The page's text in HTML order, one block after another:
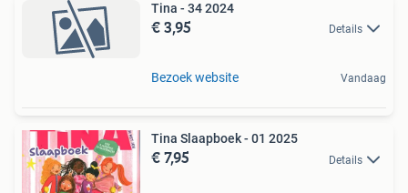
Tina - 34 2024
€ 3,95 Details
Bezoek website Vandaag
Tina Slaapboek - 01 2025
€ 7,95 Details